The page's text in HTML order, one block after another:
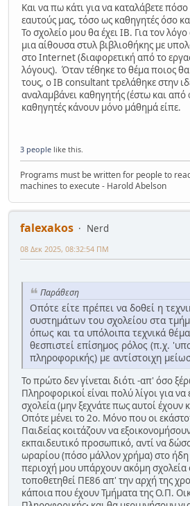
Και να πω κάτι για να καταλάβετε πόσο
εαυτούς μας, τόσο ως καθηγητές όσο
Το σχολείο μου θα έχει IB. Για τον
μια αίθουσα στυλ βιβλιοθήκης με
στο Internet (διαφορετική από το
λόγους). Όταν τέθηκε το θέμα ποιος
τους, ο IΒ consultant τρελάθηκε στην
αναλαμβάνει καθηγητής (έστω και από
καθηγητές κάνουν μόνο μάθημά είπε.
3 people like this.
Programs must be written for people to
machines to execute - Harold Abelson
falexakos
Nerd
08 Δεκ 2025, 08:32:54 ΠΜ
Παράθεση
Οπότε είτε πρέπει να δοθεί η
συστημάτων του σχολείου στα
όπως και τα υπόλοιπα τεχνικά
θεσπιστεί επίσημος ρόλος (π.χ.
πληροφορικής) με αντίστοιχη
Το πρώτο δεν γίνεται διότι -απ' όσο
Πληροφορικοί είναι πολύ λίγοι για
σχολεία (μην ξεχνάτε πως αυτοί έχουν
Οπότε μένει το 2ο. Μόνο που οι
Παιδείας κοιτάζουν να
εκπαιδευτικό προσωπικό, αντί να
ωραρίου (πόσο μάλλον χρήμα) στο
περιοχή μου υπάρχουν ακόμη σχολεία
τοποθετηθεί ΠΕ86 απ' την αρχή της
κάποια που έχουν Τμήματα της Ο.Π.